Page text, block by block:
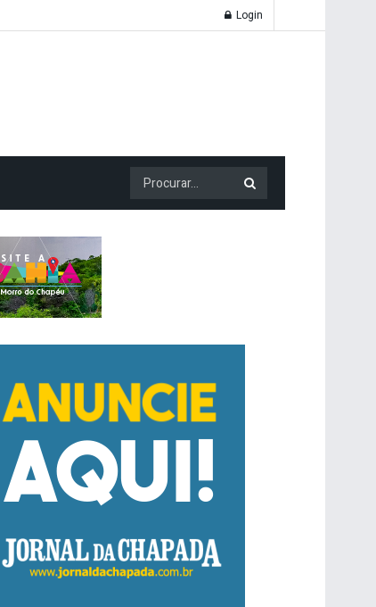
Login